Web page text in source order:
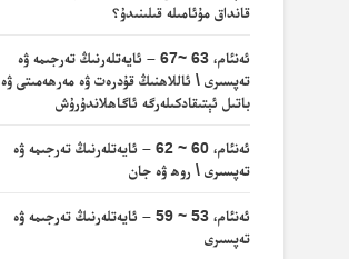
قانداق مۇئامىلە قىلىنىدۇ؟
ئەنئام، 63 ~67 – ئايەتلەرنىڭ تەرجىمە ۋە
تەپسىرى \ ئاللاھنىڭ قۇدرەت ۋە مەرھەمىتى ۋە
باتىل ئېتىقادكىلەرگە ئاگاھلاندۇرۇش
ئەنئام، 60 ~ 62 – ئايەتلەرنىڭ تەرجىمە ۋە
تەپسىرى \ روھ ۋە جان
ئەنئام، 53 ~ 59 – ئايەتلەرنىڭ تەرجىمە ۋە
تەپسىرى